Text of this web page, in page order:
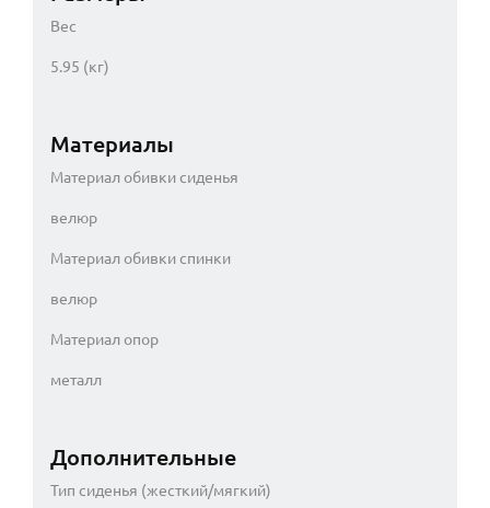
Вес
5.95 (кг)
Материалы
Материал обивки сиденья
велюр
Материал обивки спинки
велюр
Материал опор
металл
Дополнительные
Тип сиденья (жесткий/мягкий)